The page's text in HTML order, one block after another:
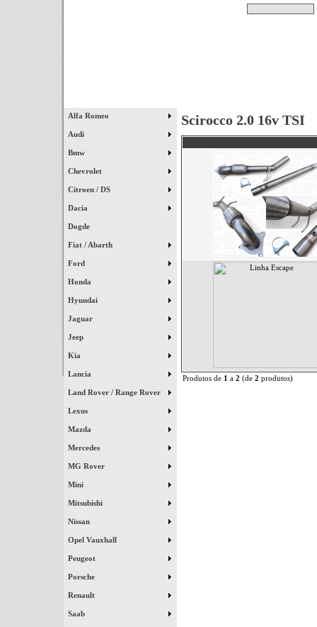
Alfa Romeo
Audi
Bmw
Chevrolet
Citroen / DS
Dacia
Dogde
Fiat / Abarth
Ford
Honda
Hyundai
Jaguar
Jeep
Kia
Lancia
Land Rover / Range Rover
Lexus
Mazda
Mercedes
MG Rover
Mini
Mitsubishi
Nissan
Opel Vauxhall
Peugeot
Porsche
Renault
Saab
Scirocco 2.0 16v TSI
Produtos de 1 a 2 (de 2 produtos)